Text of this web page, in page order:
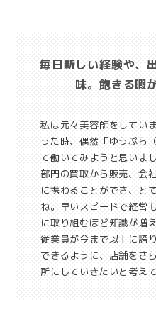
毎日新しい経験や、
味。飽きる暇
私は元々美容師をしてい
った時、偶然「ゆうぷら
て働いてみようと思いま
部門の買取から販売、会
に携わることができ、と
ね。早いスピードで経営
に取り組むほど知識が増
従業員が今まで以上に誇
できるように、店舗をさ
所にしていきたいと考え